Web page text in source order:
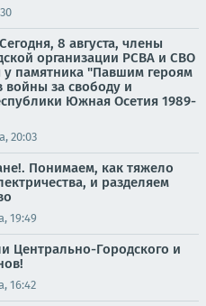
8 августа, члены
организации РСВА и СВО
памятника "Павшим героям
за свободу и
Южная Осетия 1989-
20:03
Понимаем, как тяжело
и разделяем
19:49
Центрально-Городского и
16:42